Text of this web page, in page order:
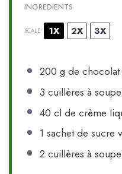
INGREDIENTS
SCALE 1X 2X 3X
200 g de chocolat
3 cuillères à
40 cl de crème
1 sachet de sucre
2 cuillères à